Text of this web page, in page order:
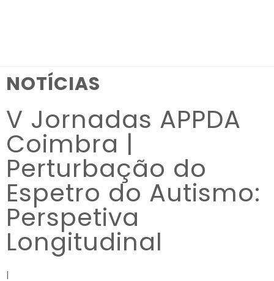
um
de
acessibilidade.
NOTÍCIAS
V Jornadas APPDA
Coimbra |
Perturbação do
Espetro do Autismo:
Perspetiva
Longitudinal
|